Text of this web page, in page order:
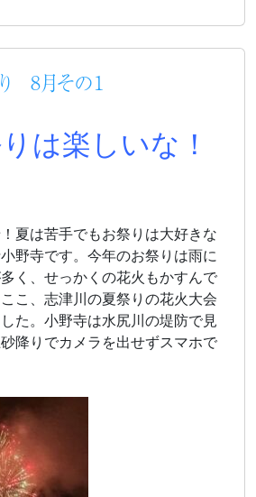
8月その１
は楽しいな！
夏は苦手でもお祭りは大好きな
野寺です。今年のお祭りは雨に
く、せっかくの花火もかすんで
こ、志津川の夏祭りの花火大会
た。小野寺は水尻川の堤防で見
降りでカメラを出せずスマホで